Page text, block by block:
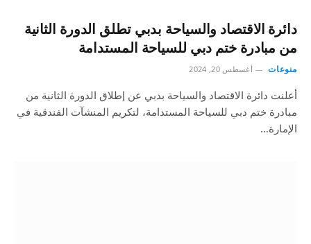
دائرة الاقتصاد والسياحة بدبي تطلق الدورة الثانية
من مبادرة ختم دبي للسياحة المستدامة
منوعات أغسطس 20, 2024
أعلنت دائرة الاقتصاد والسياحة بدبي عن إطلاق الدورة الثانية من
مبادرة ختم دبي للسياحة المستدامة، لتكريم المنشآت الفندقية في
الإمارة…